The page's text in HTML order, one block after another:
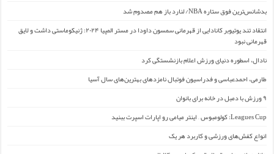
بدشانس‌ترین فوق ستاره NBA/ لنارد باز هم مصدوم شد
انتقاد تند یوتیوبر کانادایی از قهرمانی سمسون داودا در مستر المپیا ۲۰۲۴: ژنیکوماستی داشت و لایق
قهرمانی نبود
نادال، اسطوره دنیای ورزش اعلام بازنشستگی کرد
طارمی، احمدعباسی و فدراسیون فوتبال نامزدهای بهترین‌های سال آسیا
۹ ورزش با دمبل در خانه برای بانوان
Leagues Cup: کولومبوس – اینتر میامی رو اپارات اسپرت ببنید
انواع کفش‌های ورزشی و کاربرد هر یک